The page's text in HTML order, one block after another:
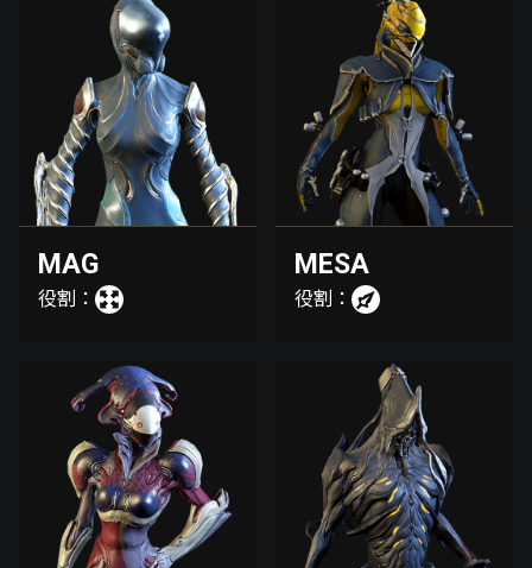
MAG
役割：
MESA
役割：